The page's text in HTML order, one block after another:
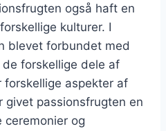
også haft en
kulturer. I
blevet forbundet med
forskellige dele af
aspekter af
givet passionsfrugten en
og